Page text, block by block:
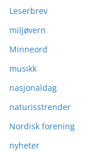
Leserbrev
miljøvern
Minneord
musikk
nasjonaldag
naturisstrender
Nordisk forening
nyheter